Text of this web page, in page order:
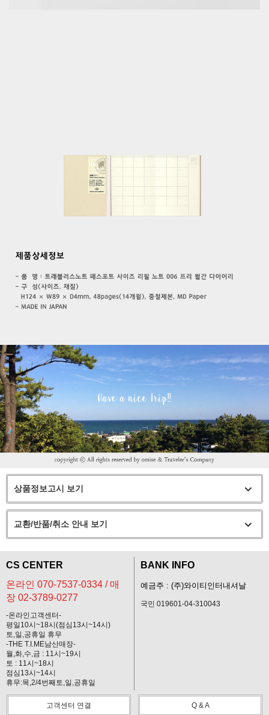
상품정보고시 보기
교환/반품/취소 안내 보기
CS CENTER
온라인 070-7537-0334 / 매
장 02-3789-0277
-온라인고객센터-
평일10시~18시(점심13시~14시)
토,일,공휴일 휴무
-THE T.I.ME남산매장-
월,화,수,금 : 11시~19시
토 : 11시~18시
점심13시~14시
휴무:목,2/4번째토,일,공휴일
BANK INFO
예금주 : (주)와이티인터내셔날
국민 019601-04-310043
고객센터 연결 Q & A